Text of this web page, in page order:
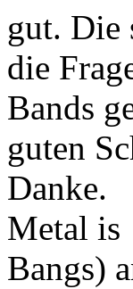
gut. Die
die
Bands
guten
Danke.
Metal is
Bangs)